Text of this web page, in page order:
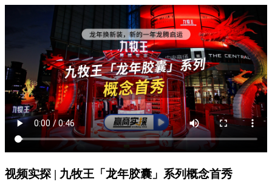
视频实探 | 九牧王「龙年胶囊」系列概念首秀